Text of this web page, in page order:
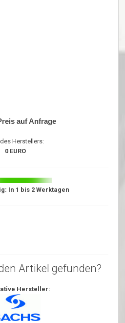
auf Anfrage
des Herstellers:
0 EURO
In 1 bis 2 Werktagen
Artikel gefunden?
Hersteller: